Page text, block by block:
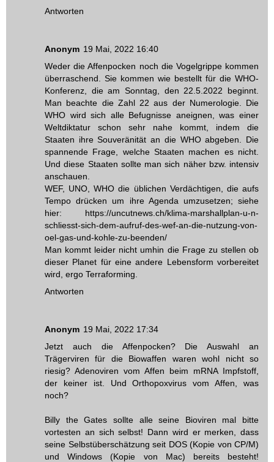
Antworten
Anonym 19 Mai, 2022 16:40
Weder die Affenpocken noch die Vogelgrippe kommen
überraschend. Sie kommen wie bestellt für die WHO-
Konferenz, die am Sonntag, den 22.5.2022 beginnt.
Man beachte die Zahl 22 aus der Numerologie. Die
WHO wird sich alle Befugnisse aneignen, was einer
Weltdiktatur schon sehr nahe kommt, indem die
Staaten ihre Souveränität an die WHO abgeben. Die
spannende Frage, welche Staaten machen es nicht.
Und diese Staaten sollte man sich näher bzw. intensiv
anschauen.
WEF, UNO, WHO die üblichen Verdächtigen, die aufs
Tempo drücken um ihre Agenda umzusetzen; siehe
hier: https://uncutnews.ch/klima-marshallplan-u-n-
schliesst-sich-dem-aufruf-des-wef-an-die-nutzung-von-
oel-gas-und-kohle-zu-beenden/
Man kommt leider nicht umhin die Frage zu stellen ob
dieser Planet für eine andere Lebensform vorbereitet
wird, ergo Terraforming.
Antworten
Anonym 19 Mai, 2022 17:34
Jetzt auch die Affenpocken? Die Auswahl an
Trägerviren für die Biowaffen waren wohl nicht so
riesig? Adenoviren vom Affen beim mRNA Impfstoff,
der keiner ist. Und Orthopoxvirus vom Affen, was
noch?
Billy the Gates sollte alle seine Bioviren mal bitte
vortesten an sich selbst! Dann wird er merken, dass
seine Selbstüberschätzung seit DOS (Kopie von CP/M)
und Windows (Kopie von Mac) bereits besteht!